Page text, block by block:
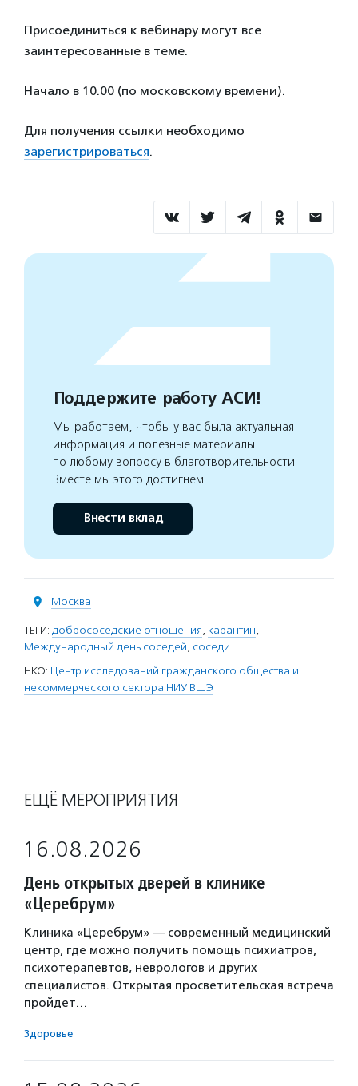
Присоединиться к вебинару могут все
заинтересованные в теме.
Начало в 10.00 (по московскому времени).
Для получения ссылки необходимо
зарегистрироваться.
Поддержите работу АСИ!
Мы работаем, чтобы у вас была актуальная
информация и полезные материалы
по любому вопросу в благотворительности.
Вместе мы этого достигнем
Внести вклад
Москва
ТЕГИ: добрососедские отношения, карантин,
Международный день соседей, соседи
НКО: Центр исследований гражданского общества и
некоммерческого сектора НИУ ВШЭ
ЕЩЁ МЕРОПРИЯТИЯ
16.08.2026
День открытых дверей в клинике
«Церебрум»
Клиника «Церебрум» — современный медицинский
центр, где можно получить помощь психиатров,
психотерапевтов, неврологов и других
специалистов. Открытая просветительская встреча
пройдет…
Здоровье